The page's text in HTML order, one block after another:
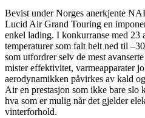
Bevist under Norges anerkjente
Lucid Air Grand Touring en
enkel lading. I konkurranse med
temperaturer som falt helt ned til
som utfordrer selv de mest
mister effektivitet, varmeapparater
aerodynamikken påvirkes av kald
Air en prestasjon som ikke bare slo
hva som er mulig når det gjelder
vinterforhold.